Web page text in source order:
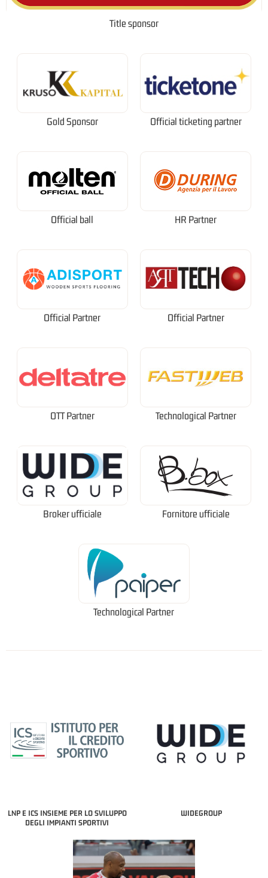
Title sponsor
Gold Sponsor Official ticketing partner
Official ball HR Partner
Official Partner Official Partner
OTT Partner Technological Partner
Broker ufficiale Fornitore ufficiale
Technological Partner
LNP E ICS INSIEME PER LO SVILUPPO
DEGLI IMPIANTI SPORTIVI
WIDEGROUP